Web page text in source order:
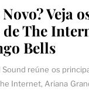
Veja
The
Bells
reúne os
Internet, Ariana